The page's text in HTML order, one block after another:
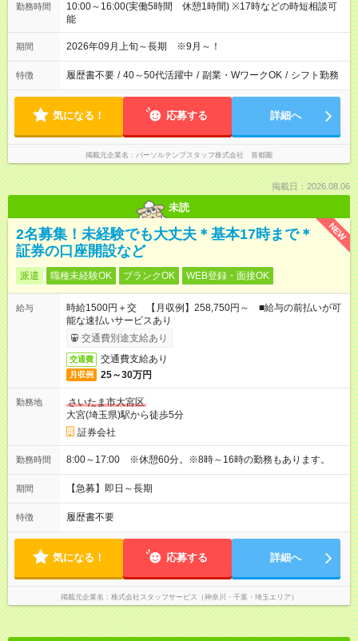
勤務時間
10:00～16:00(実働5時間 休憩1時間) ※17時などの時短相談可
能
期間 2026年09月上旬～長期 ※9月～！
特徴 履歴書不要 / 40～50代活躍中 / 副業・WワークOK / シフト勤務
気になる！ 応募する 詳細へ
掲載元企業名 パーソルテンプスタッフ株式会社 首都圏
掲載日：2026.08.06
未読
NEW
2名募集！未経験でも大丈夫＊基本17時まで＊
証券の口座開設など
派遣 職種未経験OK ブランクOK WEB登録・面接OK
給与
時給1500円＋交 【月収例】258,750円～ ■給与の前払いが可
能な速払いサービスあり
交通費別途支給あり
交通費 交通費支給あり
月収例 25～30万円
勤務地
さいたま市大宮区
大宮(埼玉県)駅から徒歩5分
証券会社
勤務時間 8:00～17:00 ※休憩60分。※8時～16時の勤務もあります。
期間 【急募】即日～長期
特徴 履歴書不要
気になる！ 応募する 詳細へ
掲載元企業名 株式会社スタッフサービス（神奈川・千葉・埼玉エリア）